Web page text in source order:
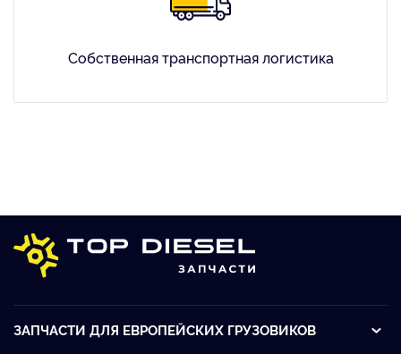
Собственная транспортная логистика
ЗАПЧАСТИ ДЛЯ ЕВРОПЕЙСКИХ ГРУЗОВИКОВ